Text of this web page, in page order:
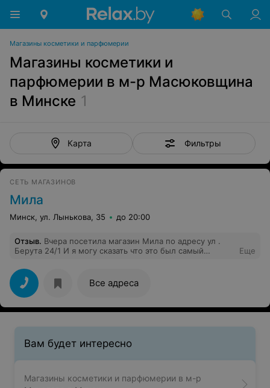
Магазины косметики и парфюмерии
Магазины косметики и
парфюмерии в м-р Масюковщина
в Минске 1
Карта Фильтры
СЕТЬ МАГАЗИНОВ
Мила
Минск, ул. Лынькова, 35 до 20:00
Отзыв. Вчера посетила магазин Мила по адресу ул .
Берута 24/1 И я могу сказать что это был самый
надо мной как надзиратель, стояла все время девушка
, потом подошла другая. Отойдя в другой отдел
ситуация повторилась Пришлось быстро взять первое
что попало под руку и уйти! После такого у меня
больше нет желания посещать этот магазин
Еще
Все адреса
Вам будет интересно
Магазины косметики и парфюмерии в м-р